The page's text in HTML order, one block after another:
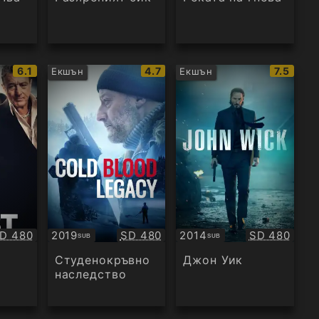
IMDb
рейтинг:
6.1
480
Екшън
IMDb
рейтинг:
4.7
2019SUB
Субтитри Качество:
SD 480
Студенокръвно
наследство
Екшън
IMDb
7.5
2014SUB
Субтитри Качество:
SD 480
Джон Уик